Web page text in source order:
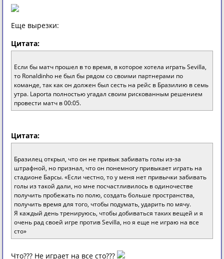
Еще вырезки:
Цитата:
Если бы матч прошел в то время, в которое хотела играть Sevilla,
то Ronaldinho не был бы рядом со своими партнерами по
команде, так как он должен был сесть на рейс в Бразилию в семь
утра. Laporta полностью угадал своим рискованным решением
провести матч в 00:05.
Цитата:
Бразилец открыл, что он не привык забивать голы из-за
штрафной, но признал, что он понемногу привыкает играть на
стадионе Барсы. «Если честно, то у меня нет привычки забивать
голы из такой дали, но мне посчастливилось в одиночестве
получить пробежать по полю, создать больше пространства,
получить время для того, чтобы подумать, ударить по мячу.
Я каждый день тренируюсь, чтобы добиваться таких вещей и я
очень рад своей игре против Sevilla, но я еще не играю на все
сто»
Что??? Не играет на все сто???